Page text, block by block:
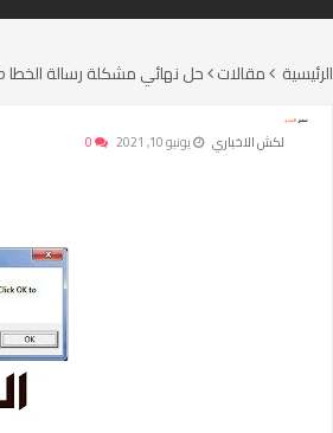
الرئيسية مقالات حل نهائي مشكلة رسالة الخطا 0xc00007b على انظمة ويندوز 7 و 10
لكش الاخباري يونيو 10, 2021